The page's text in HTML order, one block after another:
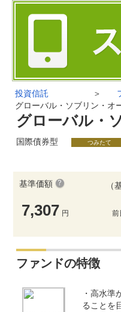
投資信託 ＞
グローバル・ソブリン・オ
グローバル・
国際債券型 つみたて
基準価額
7,307 円
（
前
ファンドの特徴
・高水準
ることを